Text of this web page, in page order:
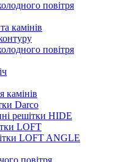
повітря
камінів
повітря
камінів
Darco
решітки HIDE
LOFT
LOFT ANGLE